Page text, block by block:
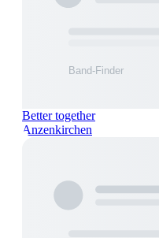
Better together
Anzenkirchen